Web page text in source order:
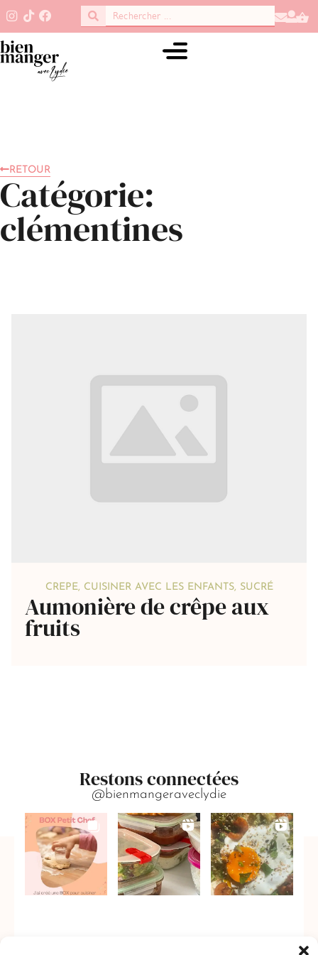
RETOUR
Catégorie:
clémentines
CREPE, CUISINER AVEC LES ENFANTS, SUCRÉ
Aumonière de crêpe aux
fruits
Restons connectées
@bienmangeraveclydie